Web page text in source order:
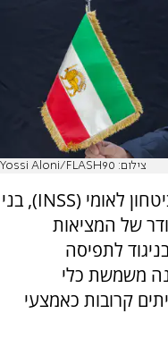
צילום: Yossi Aloni/FLASH90
ראש תחום איראן במכון למחקרי ביטחון לאומי (INSS), בני
של המציאות
לתפיסה
משמשת כלי
קרובות כאמצעי